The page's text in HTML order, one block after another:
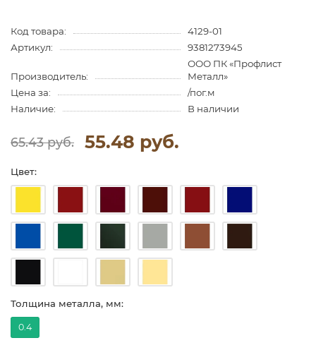
Код товара:
4129-01
Артикул:
9381273945
Производитель:
ООО ПК «Профлист
Металл»
Цена за:
/пог.м
Наличие:
В наличии
65.43 руб. 55.48 руб.
Цвет:
Толщина металла, мм:
0.4